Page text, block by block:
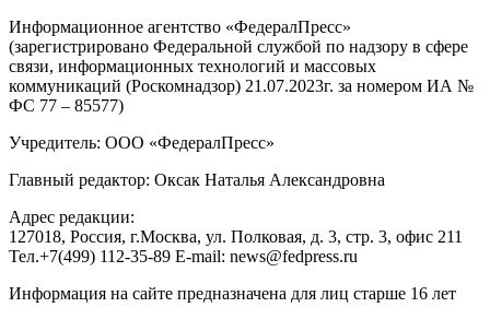
Информационное агентство «ФедералПресс»
(зарегистрировано Федеральной службой по надзору в сфере
связи, информационных технологий и массовых
коммуникаций (Роскомнадзор) 21.07.2023г. за номером ИА №
ФС 77 – 85577)
Учредитель: ООО «ФедералПресс»
Главный редактор: Оксак Наталья Александровна
Адрес редакции:
127018, Россия, г.Москва, ул. Полковая, д. 3, стр. 3, офис 211
Тел.+7(499) 112-35-89 E-mail: news@fedpress.ru
Информация на сайте предназначена для лиц старше 16 лет